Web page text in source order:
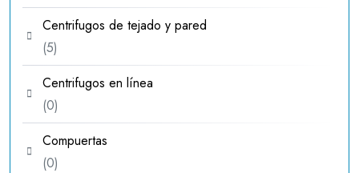
productos
Centrifugos de tejado y pared
55
productos
Centrifugos en línea
00
productos
Compuertas
00